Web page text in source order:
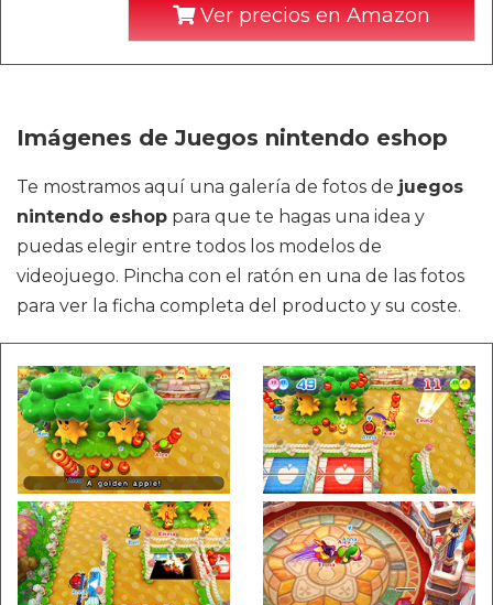
Ver precios en Amazon
Imágenes de Juegos nintendo eshop
Te mostramos aquí una galería de fotos de juegos
nintendo eshop para que te hagas una idea y
puedas elegir entre todos los modelos de
videojuego. Pincha con el ratón en una de las fotos
para ver la ficha completa del producto y su coste.